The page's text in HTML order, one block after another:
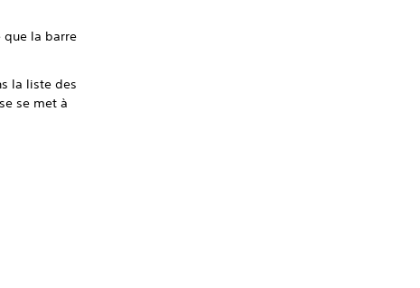
que la barre
la liste des
se met à